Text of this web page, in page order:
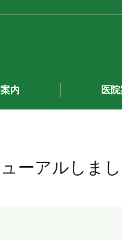
内 医
ーアルしまし